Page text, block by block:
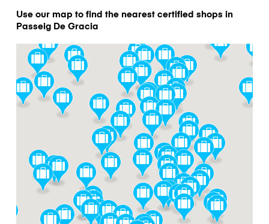
Use our map to find the nearest certified shops in
Passeig De Gracia